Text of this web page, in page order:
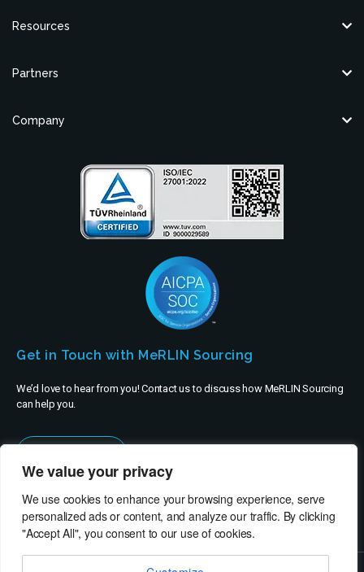
We value your privacy
We use cookies to enhance your browsing experience, serve
personalized ads or content, and analyze our traffic. By clicking
"Accept All", you consent to our use of cookies.
Resources
Partners
Company
Get in Touch with MeRLIN Sourcing
We’d love to hear from you! Contact us to discuss how MeRLIN Sourcing
can help you.